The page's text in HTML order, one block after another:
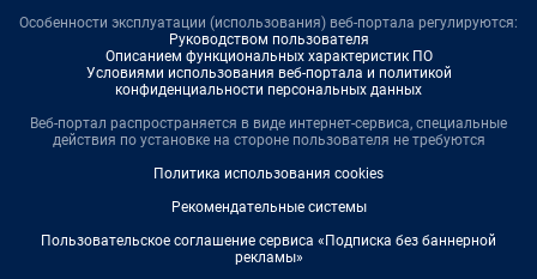
Особенности эксплуатации (использования) веб-портала регулируются:
Руководством пользователя
Описанием функциональных характеристик ПО
Условиями использования веб-портала и политикой
конфиденциальности персональных данных
Веб-портал распространяется в виде интернет-сервиса, специальные
действия по установке на стороне пользователя не требуются
Политика использования cookies
Рекомендательные системы
Пользовательское соглашение сервиса «Подписка без баннерной
рекламы»